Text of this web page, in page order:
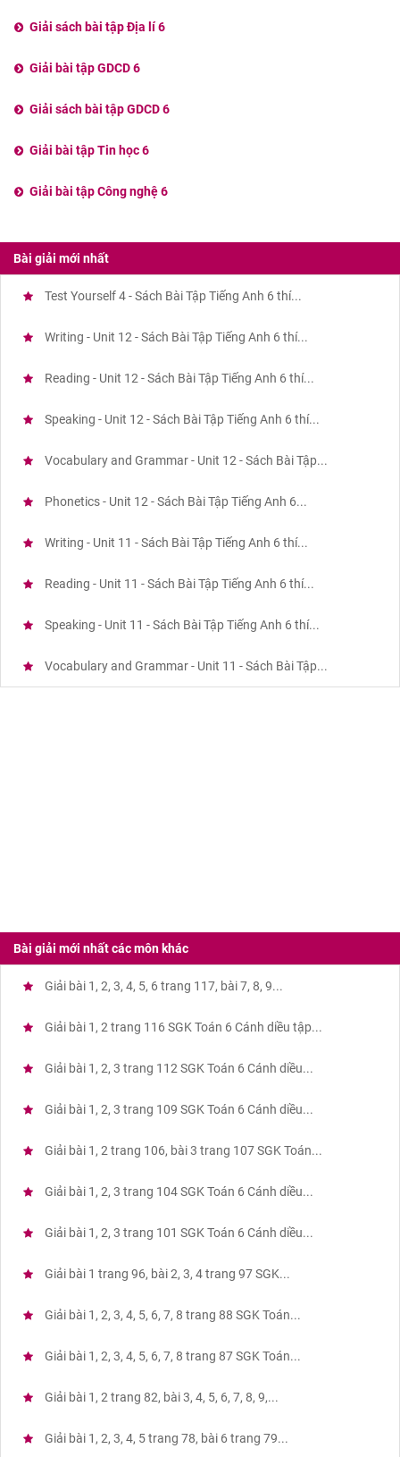
Giải sách bài tập Địa lí 6
Giải bài tập GDCD 6
Giải sách bài tập GDCD 6
Giải bài tập Tin học 6
Giải bài tập Công nghệ 6
Bài giải mới nhất
Test Yourself 4 - Sách Bài Tập Tiếng Anh 6 thí...
Writing - Unit 12 - Sách Bài Tập Tiếng Anh 6 thí...
Reading - Unit 12 - Sách Bài Tập Tiếng Anh 6 thí...
Speaking - Unit 12 - Sách Bài Tập Tiếng Anh 6 thí...
Vocabulary and Grammar - Unit 12 - Sách Bài Tập...
Phonetics - Unit 12 - Sách Bài Tập Tiếng Anh 6...
Writing - Unit 11 - Sách Bài Tập Tiếng Anh 6 thí...
Reading - Unit 11 - Sách Bài Tập Tiếng Anh 6 thí...
Speaking - Unit 11 - Sách Bài Tập Tiếng Anh 6 thí...
Vocabulary and Grammar - Unit 11 - Sách Bài Tập...
Bài giải mới nhất các môn khác
Giải bài 1, 2, 3, 4, 5, 6 trang 117, bài 7, 8, 9...
Giải bài 1, 2 trang 116 SGK Toán 6 Cánh diều tập...
Giải bài 1, 2, 3 trang 112 SGK Toán 6 Cánh diều...
Giải bài 1, 2, 3 trang 109 SGK Toán 6 Cánh diều...
Giải bài 1, 2 trang 106, bài 3 trang 107 SGK Toán...
Giải bài 1, 2, 3 trang 104 SGK Toán 6 Cánh diều...
Giải bài 1, 2, 3 trang 101 SGK Toán 6 Cánh diều...
Giải bài 1 trang 96, bài 2, 3, 4 trang 97 SGK...
Giải bài 1, 2, 3, 4, 5, 6, 7, 8 trang 88 SGK Toán...
Giải bài 1, 2, 3, 4, 5, 6, 7, 8 trang 87 SGK Toán...
Giải bài 1, 2 trang 82, bài 3, 4, 5, 6, 7, 8, 9,...
Giải bài 1, 2, 3, 4, 5 trang 78, bài 6 trang 79...